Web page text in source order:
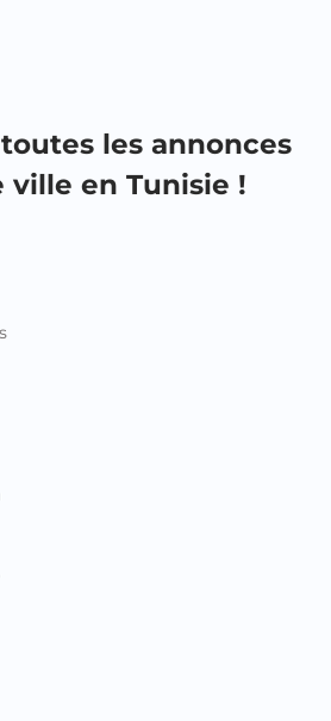
les annonces
ville en Tunisie !